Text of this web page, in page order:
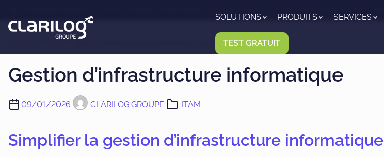
e
SOLUTIONS PRODUITS SERVICES
TEST GRATUIT
Gestion d’infrastructure informatique
09/01/2026 CLARILOG GROUPE ITAM
Simplifier la gestion d’infrastructure informatique